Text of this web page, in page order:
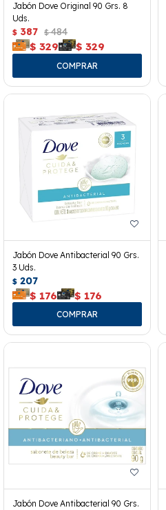
Jabón Dove Original 90 Grs. 8
Uds.
$ 387 $ 484
$ 329 $ 329
Jabón Dove Antibacterial 90 Grs.
3 Uds.
$ 207
$ 176 $ 176
Jabón Dove Antibacterial 90 Grs.